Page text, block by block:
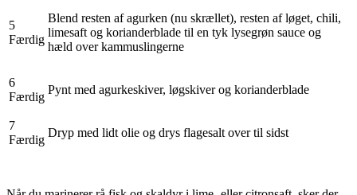
5
Færdig
Blend resten af agurken (nu skrællet), resten af løget, chili,
limesaft og korianderblade til en tyk lysegrøn sauce og
hæld over kammuslingerne
6
Færdig
Pynt med agurkeskiver, løgskiver og korianderblade
7
Færdig
Dryp med lidt olie og drys flagesalt over til sidst